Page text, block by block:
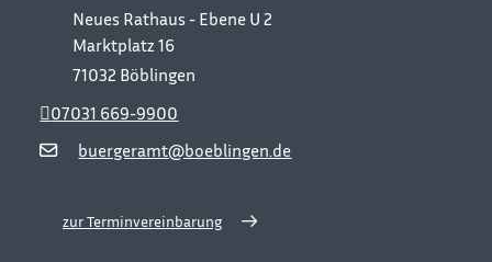
Neues Rathaus - Ebene U 2
Marktplatz 16
71032 Böblingen
buergeramt@boeblingen.de
07031 669-9900
zur Terminvereinbarung